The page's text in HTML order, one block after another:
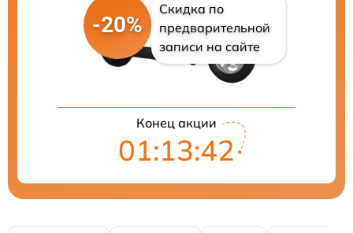
-20%
Скидка по
предварительной
записи на сайте
Конец акции
01:13:41